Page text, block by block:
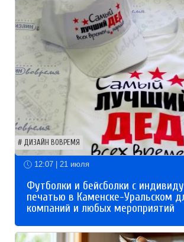
ДИЗАЙН ВОВРЕМЯ
12:07 | 21 июля
Футболки и бейсболки с
печатью в Каменске-Уральском
компаний и любых мероприятий